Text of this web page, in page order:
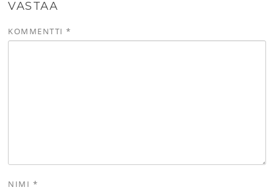
VASTAA
KOMMENTTI*
NIMI *